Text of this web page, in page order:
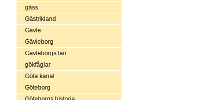
gäss
Gästrikland
Gävle
Gävleborg
Gävleborgs län
gökfåglar
Göta kanal
Göteborg